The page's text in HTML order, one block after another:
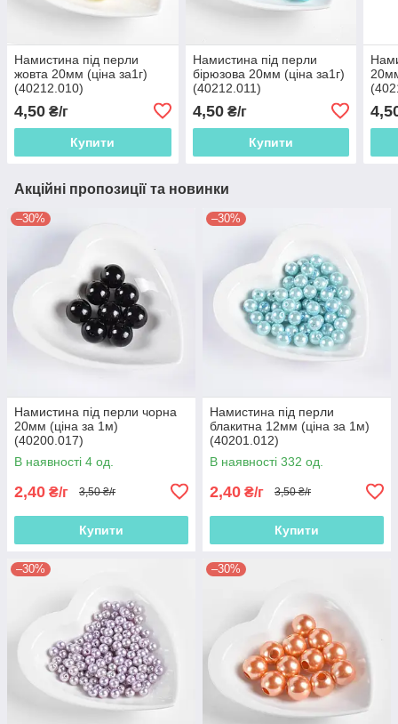
Намистина під перли
жовта 20мм (ціна за1г)
(40212.010)
4,50 ₴/г
Купити
Намистина під перли
бірюзова 20мм (ціна за1г)
(40212.011)
4,50₴/г
Купити
Акційні пропозиції та новинки
–30%
Намистина під перли чорна
20мм (ціна за 1м)
(40200.017)
В наявності 4 од.
2,40 ₴/г 3,50 ₴/г
Купити
–30%
Намистина під перли
блакитна 12мм (ціна за 1м)
(40201.012)
В наявності 332 од.
2,40 ₴/г 3,50 ₴/г
Купити
–30% –30%